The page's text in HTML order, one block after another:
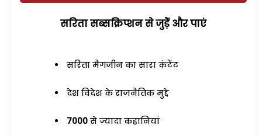
सरिता सब्सक्रिप्शन से जुड़ेें और पाएं
सरिता मैगजीन का सारा कंटेंट
देश विदेश के राजनैतिक मुद्दे
7000 से ज्यादा कहानियां